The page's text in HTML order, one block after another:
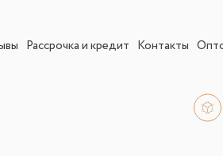
Рассрочка и кредит Контакты